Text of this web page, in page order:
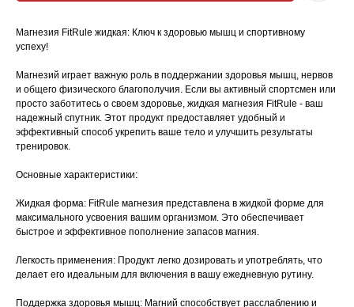
Магнезия FitRule жидкая: Ключ к здоровью мышц и спортивному
успеху!
Магнезий играет важную роль в поддержании здоровья мышц, нервов
и общего физического благополучия. Если вы активный спортсмен или
просто заботитесь о своем здоровье, жидкая магнезия FitRule - ваш
надежный спутник. Этот продукт предоставляет удобный и
эффективный способ укрепить ваше тело и улучшить результаты
тренировок.
Основные характеристики:
Жидкая форма: FitRule магнезия представлена в жидкой форме для
максимального усвоения вашим организмом. Это обеспечивает
быстрое и эффективное пополнение запасов магния.
Легкость применения: Продукт легко дозировать и употреблять, что
делает его идеальным для включения в вашу ежедневную рутину.
Поддержка здоровья мышц: Магний способствует расслаблению и